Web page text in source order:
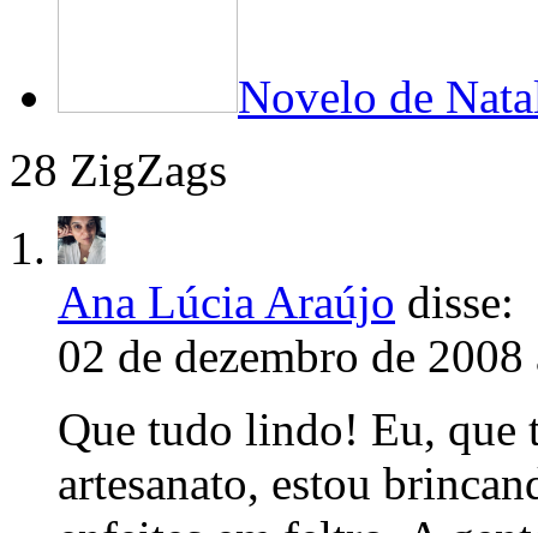
Novelo de
28 ZigZags
Ana Lúcia Araújo disse:
02 de dezembro de 2008
Que tudo lindo! Eu, que
artesanato, estou